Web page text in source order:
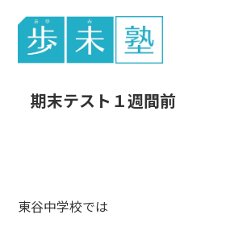
東谷中生の
期末テスト１週間前
東谷中学校では